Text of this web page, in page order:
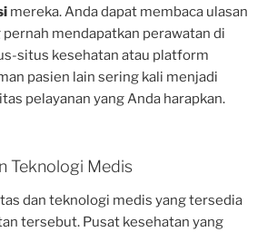
mereka. Anda dapat membaca ulasan
pernah mendapatkan perawatan di
situs kesehatan atau platform
pasien lain sering kali menjadi
pelayanan yang Anda harapkan.
Teknologi Medis
dan teknologi medis yang tersedia
tersebut. Pusat kesehatan yang